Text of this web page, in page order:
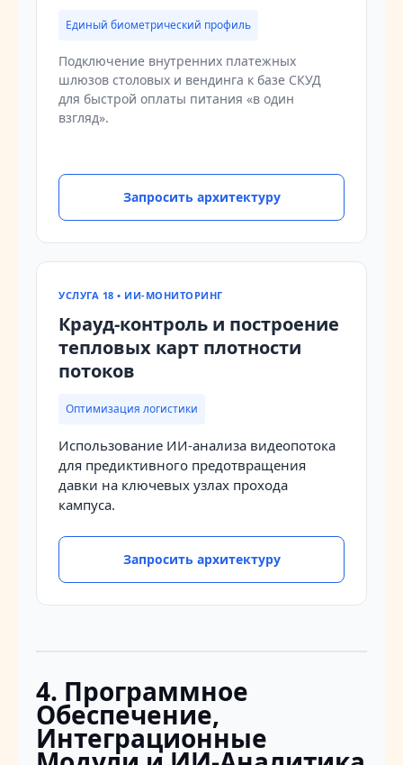
Единый биометрический профиль
Подключение внутренних платежных
шлюзов столовых и вендинга к базе СКУД
для быстрой оплаты питания «в один
взгляд».
Запросить архитектуру
УСЛУГА 18 • ИИ-МОНИТОРИНГ
Крауд-контроль и построение
тепловых карт плотности
потоков
Оптимизация логистики
Использование ИИ-анализа видеопотока
для предиктивного предотвращения
давки на ключевых узлах прохода
кампуса.
Запросить архитектуру
4. Программное
Обеспечение,
Интеграционные